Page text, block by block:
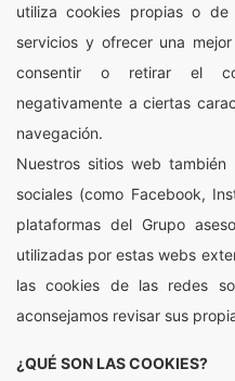
utiliza cookies propias o de
servicios y ofrecer una
consentir o retirar el
negativamente a ciertas
navegación.
Nuestros sitios web
sociales (como Facebook,
plataformas del Grupo
utilizadas por estas webs
las cookies de las redes
aconsejamos revisar sus
¿QUÉ SON LAS COOKIES?